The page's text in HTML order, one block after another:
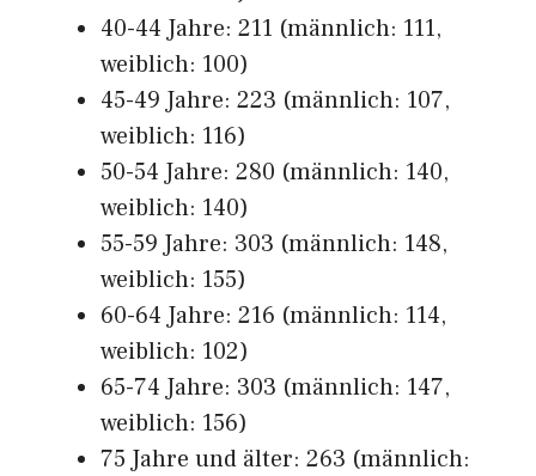
40-44 Jahre: 211 (männlich: 111,
weiblich: 100)
45-49 Jahre: 223 (männlich: 107,
weiblich: 116)
50-54 Jahre: 280 (männlich: 140,
weiblich: 140)
55-59 Jahre: 303 (männlich: 148,
weiblich: 155)
60-64 Jahre: 216 (männlich: 114,
weiblich: 102)
65-74 Jahre: 303 (männlich: 147,
weiblich: 156)
75 Jahre und älter: 263 (männlich: